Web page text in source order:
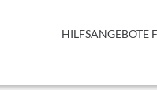
HILFSANGEBOTE